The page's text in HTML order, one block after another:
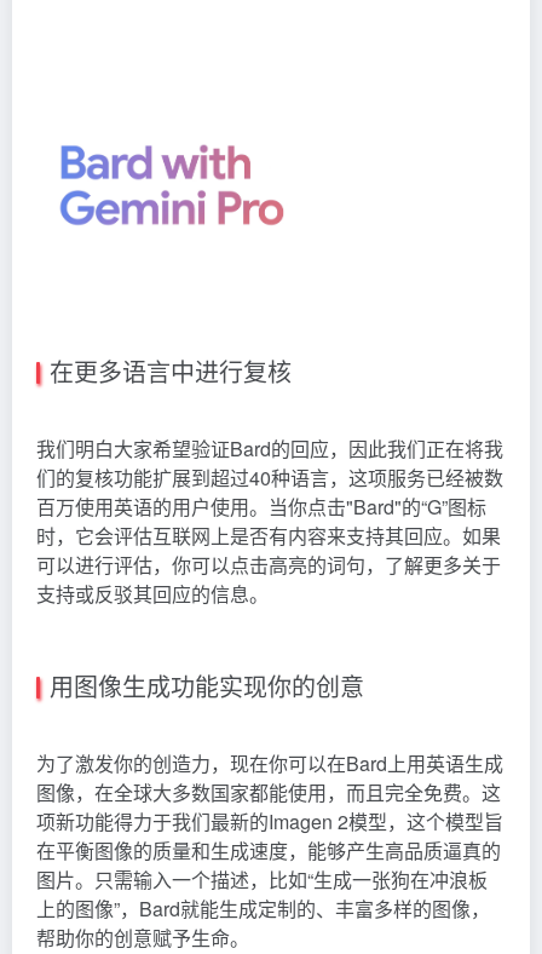
在更多语言中进行复核
我们明白大家希望验证Bard的回应，因此我们正在将我
们的复核功能扩展到超过40种语言，这项服务已经被数
百万使用英语的用户使用。当你点击"Bard"的“G”图标
时，它会评估互联网上是否有内容来支持其回应。如果
可以进行评估，你可以点击高亮的词句，了解更多关于
支持或反驳其回应的信息。
用图像生成功能实现你的创意
为了激发你的创造力，现在你可以在Bard上用英语生成
图像，在全球大多数国家都能使用，而且完全免费。这
项新功能得力于我们最新的Imagen 2模型，这个模型旨
在平衡图像的质量和生成速度，能够产生高品质逼真的
图片。只需输入一个描述，比如“生成一张狗在冲浪板
上的图像”，Bard就能生成定制的、丰富多样的图像，
帮助你的创意赋予生命。